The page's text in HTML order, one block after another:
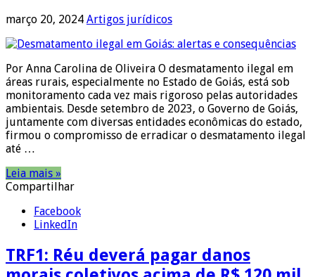
março 20, 2024 Artigos jurídicos
Por Anna Carolina de Oliveira O desmatamento ilegal em
áreas rurais, especialmente no Estado de Goiás, está sob
monitoramento cada vez mais rigoroso pelas autoridades
ambientais. Desde setembro de 2023, o Governo de Goiás,
juntamente com diversas entidades econômicas do estado,
firmou o compromisso de erradicar o desmatamento ilegal
até …
Leia mais »
Compartilhar
Facebook
LinkedIn
TRF1: Réu deverá pagar danos